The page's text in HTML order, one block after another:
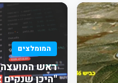
המומלצים
ראש המועצה
"היכן